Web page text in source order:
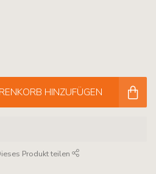
HINZUFÜGEN
Produkt teilen